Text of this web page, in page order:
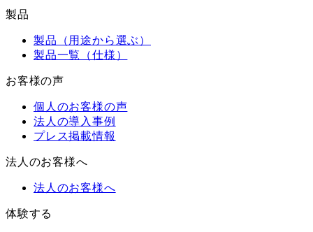
製品
製品（用途から選ぶ）
製品一覧（仕様）
お客様の声
個人のお客様の声
法人の導入事例
プレス掲載情報
法人のお客様へ
法人のお客様へ
体験する